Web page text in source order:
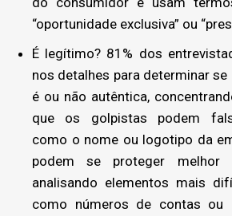
“oportunidade exclusiva” ou
É legítimo? 81% dos
nos detalhes para determinar
é ou não autêntica,
que os golpistas podem
como o nome ou logotipo da
podem se proteger melhor
analisando elementos mais
como números de contas ou